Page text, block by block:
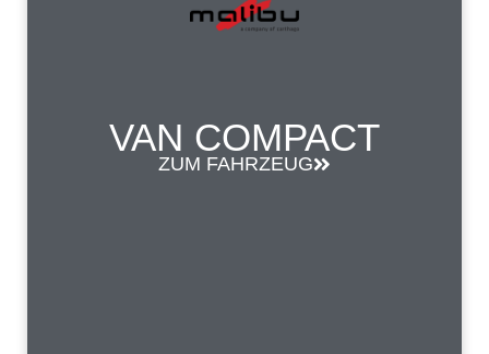
VAN COMPACT
ZUM FAHRZEUG